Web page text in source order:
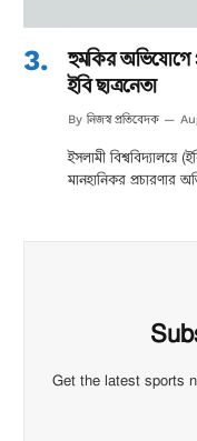
হুমকির অভিযোগে
ইবি ছাত্রনেতা
By নিজস্ব প্রতিবেদক
ইসলামী
মানহানিকর প্রচারণার
Get the latest sports